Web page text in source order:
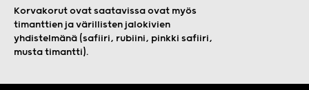
Korvakorut ovat saatavissa ovat myös
timanttien ja värillisten jalokivien
yhdistelmänä (safiiri, rubiini, pinkki safiiri,
musta timantti).